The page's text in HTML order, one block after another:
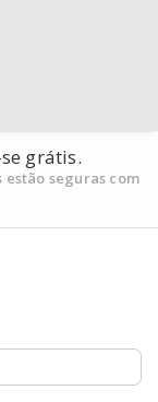
grátis.
seguras com